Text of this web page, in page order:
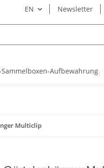
EN Newsletter
Aufbewahrung
Multiclip